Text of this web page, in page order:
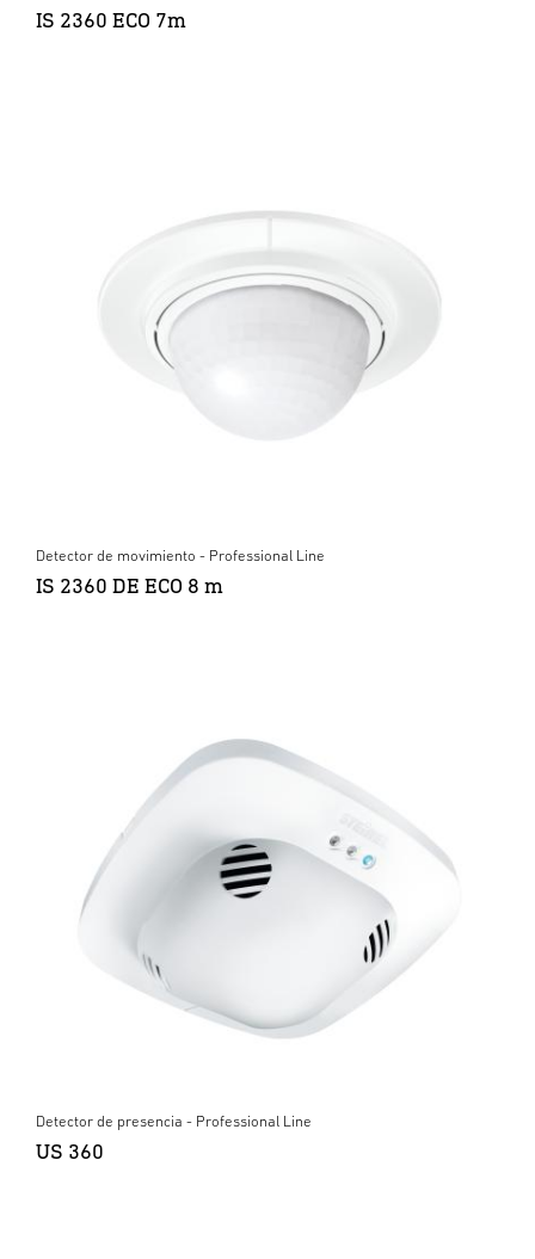
IS 2360 ECO 7m
Detector de movimiento - Professional Line
IS 2360 DE ECO 8 m
Detector de presencia - Professional Line
US 360